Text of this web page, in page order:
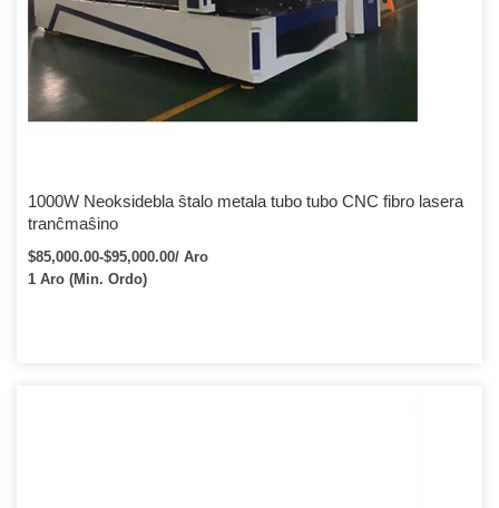
1000W Neoksidebla ŝtalo metala tubo tubo CNC fibro lasera
tranĉmaŝino
$85,000.00-$95,000.00/ Aro
1 Aro (Min. Ordo)